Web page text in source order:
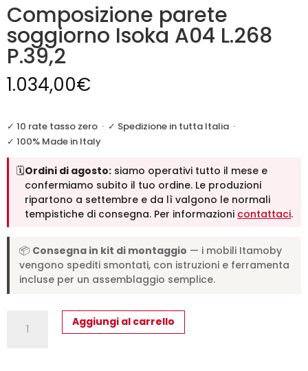
Composizione parete
soggiorno Isoka A04 L.268
P.39,2
1.034,00€
✓ 10 rate tasso zero · ✓ Spedizione in tutta Italia ·
✓ 100% Made in Italy
🗓️Ordini di agosto: siamo operativi tutto il mese e
confermiamo subito il tuo ordine. Le produzioni
ripartono a settembre e da lì valgono le normali
tempistiche di consegna. Per informazioni contattaci.
📦 Consegna in kit di montaggio — i mobili Itamoby
vengono spediti smontati, con istruzioni e ferramenta
incluse per un assemblaggio semplice.
Composizione
parete
Aggiungi al carrello